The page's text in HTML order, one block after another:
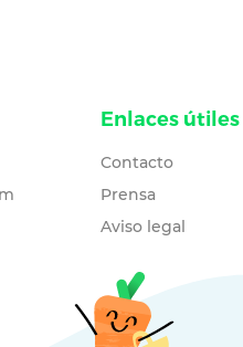
Enlaces útiles
Contacto
Prensa
Aviso legal